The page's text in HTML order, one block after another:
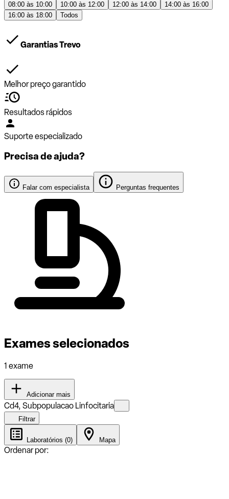
08:00 às 10:00 10:00 às 12:00 12:00 às 14:00
14:00 às 16:00
16:00 às 18:00
Todos
Garantias Trevo
Melhor preço garantido
Resultados rápidos
Suporte especializado
Precisa de ajuda?
Falar com especialista Perguntas frequentes
Exames selecionados
1 exame
Adicionar mais
Cd4, Subpopulacao Linfocitaria
Filtrar
Laboratórios (0) Mapa
Ordenar por: